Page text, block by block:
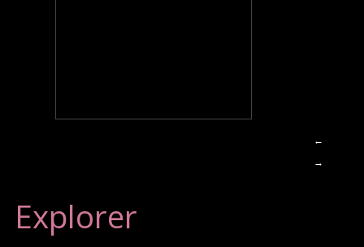
←
→
Explorer